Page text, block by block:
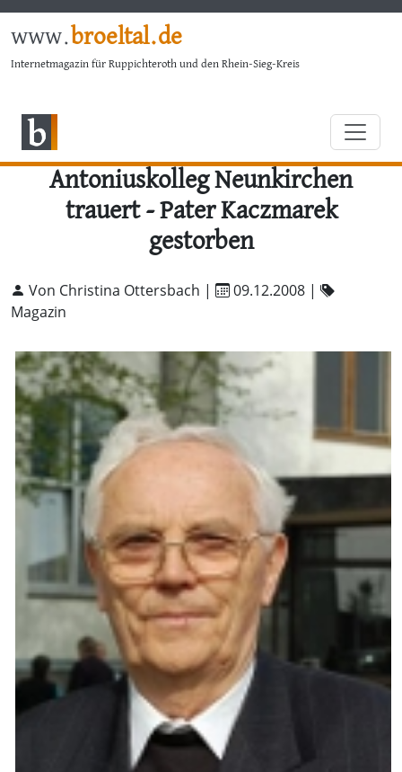
www.broeltal.de
Internetmagazin für Ruppichteroth und den Rhein-Sieg-Kreis
Antoniuskolleg Neunkirchen
trauert - Pater Kaczmarek
gestorben
Von Christina Ottersbach | 09.12.2008 |
Magazin